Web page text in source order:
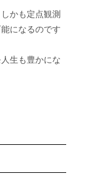
かも定点観測
になるのです
生も豊かにな